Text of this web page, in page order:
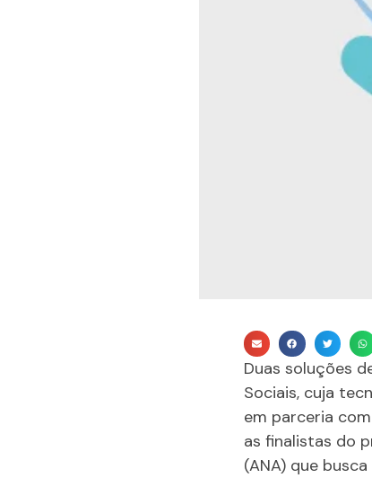
Duas soluções
Sociais, cuja
em parceria
as finalistas do
(ANA) que